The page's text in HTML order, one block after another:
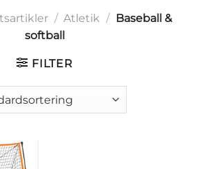
/ Atletik / Baseball &
softball
FILTER